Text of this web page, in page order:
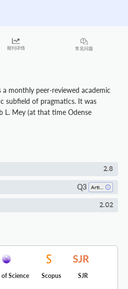
期刊详情 常见问题
monthly peer-reviewed academic
subfield of pragmatics. It was
L. Mey (at that time Odense
2.8
Q3
2.02
Science Scopus SJR